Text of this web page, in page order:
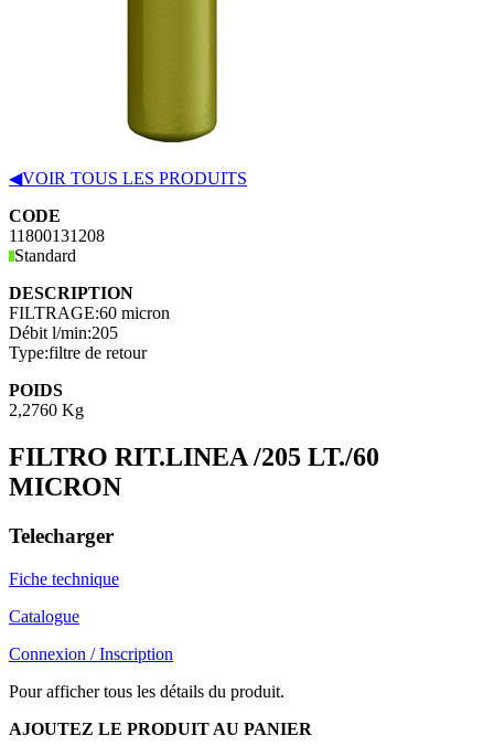
◀VOIR TOUS LES PRODUITS
CODE
11800131208
Standard
DESCRIPTION
FILTRAGE:60 micron
Débit l/min:205
Type:filtre de retour
POIDS
2,2760 Kg
FILTRO RIT.LINEA /205 LT./60
MICRON
Telecharger
Fiche technique
Catalogue
Connexion / Inscription
Pour afficher tous les détails du produit.
AJOUTEZ LE PRODUIT AU PANIER